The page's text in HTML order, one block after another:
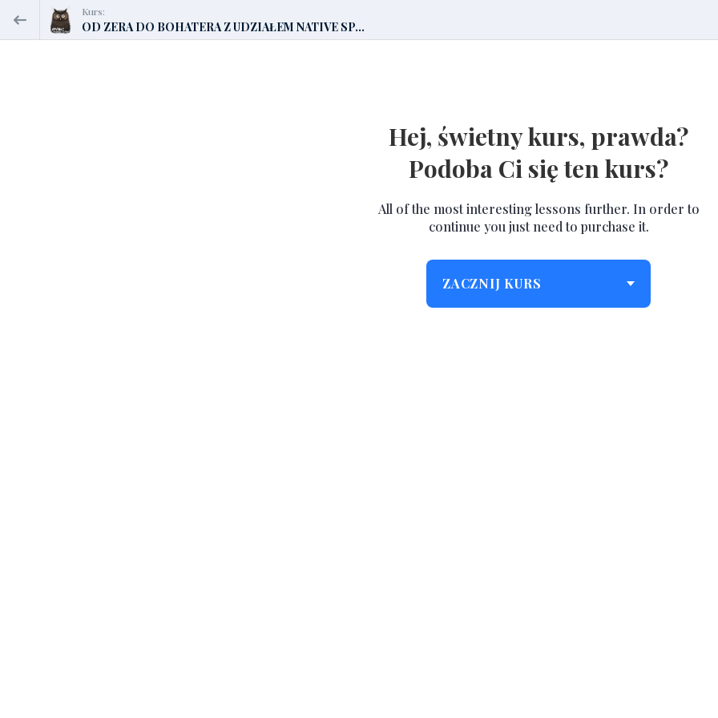
Kurs:
OD ZERA DO BOHATERA Z UDZIAŁEM NATIVE SP...
Hej, świetny kurs, prawda?
Podoba Ci się ten kurs?
All of the most interesting lessons further. In order to
continue you just need to purchase it.
ZACZNIJ KURS